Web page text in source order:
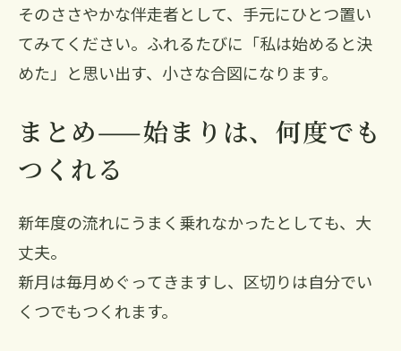
そのささやかな伴走者として、手元にひとつ置い
てみてください。ふれるたびに「私は始めると決
めた」と思い出す、小さな合図になります。
まとめ——始まりは、何度でも
つくれる
新年度の流れにうまく乗れなかったとしても、大
丈夫。
新月は毎月めぐってきますし、区切りは自分でい
くつでもつくれます。